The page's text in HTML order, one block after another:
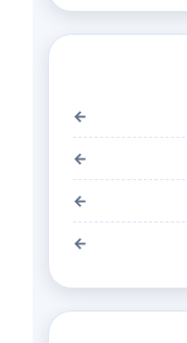
←
←
←
←